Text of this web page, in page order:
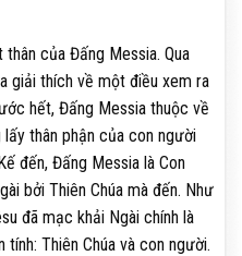
của Đấng Messia. Qua
giải thích về một điều xem ra
hết, Đấng Messia thuộc về
thân phận của con người
đến, Đấng Messia là Con
bởi Thiên Chúa mà đến. Như
đã mạc khải Ngài chính là
Thiên Chúa và con người.